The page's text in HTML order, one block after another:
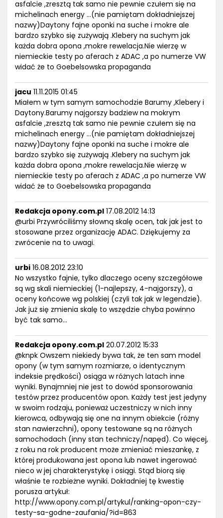
asfalcie ,zresztą tak samo nie pewnie czułem się na
michelinach energy ...(nie pamiętam dokładniejszej
nazwy)Daytony fajne oponki na suche i mokre ale
bardzo szybko się zużywają .Klebery na suchym jak
każda dobra opona ,mokre rewelacja.Nie wierzę w
niemieckie testy po aferach z ADAC ,a po numerze VW
widać że to Goebelsowska propaganda
jacu 11.11.2015 01:45
Miałem w tym samym samochodzie Barumy ,Klebery i
Daytony.Barumy najgorszy badziew na mokrym
asfalcie ,zresztą tak samo nie pewnie czułem się na
michelinach energy ...(nie pamiętam dokładniejszej
nazwy)Daytony fajne oponki na suche i mokre ale
bardzo szybko się zużywają .Klebery na suchym jak
każda dobra opona ,mokre rewelacja.Nie wierzę w
niemieckie testy po aferach z ADAC ,a po numerze VW
widać że to Goebelsowska propaganda
Redakcja opony.com.pl 17.08.2012 14:13
@urbi Przywróciliśmy słowną skalę ocen, tak jak jest to
stosowane przez organizację ADAC. Dziękujemy za
zwrócenie na to uwagi.
urbi 16.08.2012 23:10
No wszystko fajnie, tylko dlaczego oceny szczegółowe
są wg skali niemieckiej (1-najlepszy, 4-najgorszy), a
oceny końcowe wg polskiej (czyli tak jak w legendzie).
Jak już się zmienia skalę to wszędzie chyba powinno
być tak samo...
Redakcja opony.com.pl 20.07.2012 15:33
@knpk Owszem niekiedy bywa tak, że ten sam model
opony (w tym samym rozmiarze, o identycznym
indeksie prędkości) osiąga w różnych latach inne
wyniki. Bynajmniej nie jest to dowód sponsorowania
testów przez producentów opon. Każdy test jest jedyny
w swoim rodzaju, ponieważ uczestniczy w nich inny
kierowca, odbywają się one na innym obiekcie (różny
stan nawierzchni), opony testowane są na różnych
samochodach (inny stan techniczy/napęd). Co więcej,
z roku na rok producent może zmieniać mieszankę, z
której produkowana jest opona lub nawet ingerować
nieco w jej charakterystykę i osiągi. Stąd biorą się
właśnie te rozbieżne wyniki. Dokładniej tę kwestię
porusza artykuł:
http://www.opony.com.pl/artykul/ranking-opon-czy-
testy-sa-godne-zaufania/?id=863